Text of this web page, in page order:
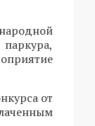
от